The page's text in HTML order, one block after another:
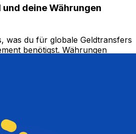
deine Währungen
was du für globale Geldtransfers
benötigst. Währungen